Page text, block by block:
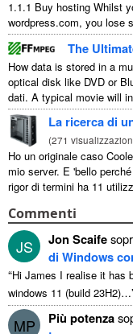
1.1.1 Buy hosting Whilst
wordpress.com, you lose
The
How data is stored in a
optical disk like DVD or
dati. A typical movie will
La ricerca di
(271
Ho un originale caso
mio server. E 'bello
rigor di termini ha 11
Commenti
JS Jon Scaife
di Windows
“Hi James I realise it has
windows 11 (build 23H2)…
MP Più potenza